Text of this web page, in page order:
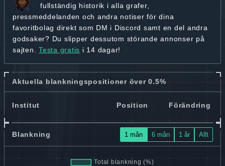
fullständig historik i alla grafer,
pressmeddelanden och andra notiser för dina
favoritbolag direkt som DM i Discord samt en del andra
godsaker? Du slipper dessutom störande annonser på
sajten. Testa gratis i 14 dagar!
Aktuella blankningspositioner över 0.5%
Institut Position Förändring
Blankning 1 mån 6 mån 1 år Allt